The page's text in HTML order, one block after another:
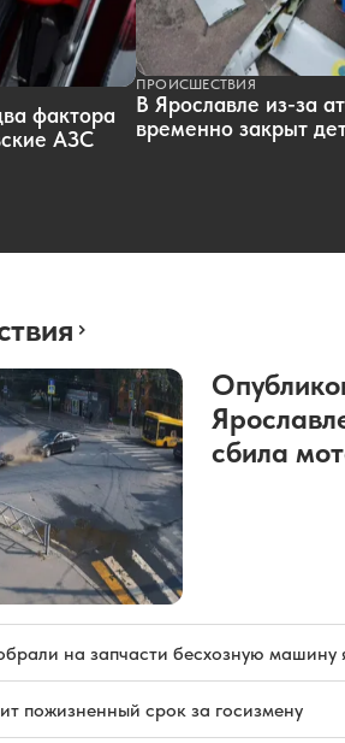
фактора
АЗС
ПРОИСШЕСТВИЯ
В Ярославле из-за
временно закрыт
сбила
на запчасти бесхозную машину
пожизненный срок за госизмену